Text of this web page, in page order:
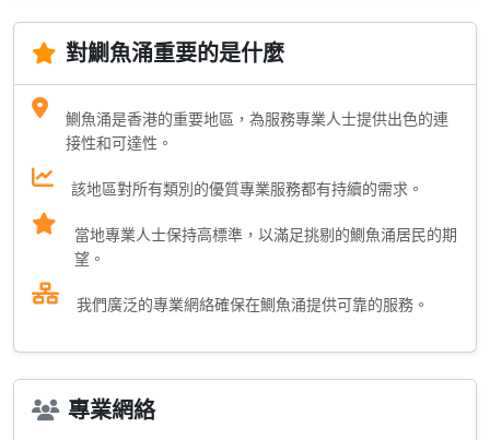
對鰂魚涌重要的是什麼
鰂魚涌是香港的重要地區，為服務專業人士提供出色的連
接性和可達性。
該地區對所有類別的優質專業服務都有持續的需求。
當地專業人士保持高標準，以滿足挑剔的鰂魚涌居民的期
望。
我們廣泛的專業網絡確保在鰂魚涌提供可靠的服務。
專業網絡